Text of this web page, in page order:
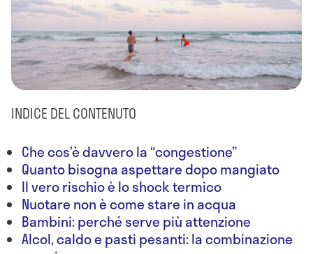
INDICE DEL CONTENUTO
Che cos’è davvero la “congestione”
Quanto bisogna aspettare dopo mangiato
Il vero rischio è lo shock termico
Nuotare non è come stare in acqua
Bambini: perché serve più attenzione
Alcol, caldo e pasti pesanti: la combinazione